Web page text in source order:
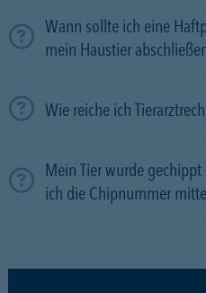
Wann sollte ich eine
mein Haustier
Wie reiche ich
Mein Tier wurde
ich die Chipnummer